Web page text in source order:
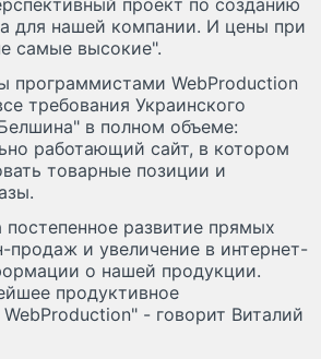
проект по созданию
для нашей компании. И цены при
самые высокие".
программистами WebProduction
требования Украинского
в полном объеме:
работающий сайт, в котором
товарные позиции и
развитие прямых
продаж и увеличение в интернет-
о нашей продукции.
продуктивное
- говорит Виталий